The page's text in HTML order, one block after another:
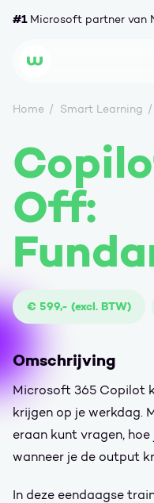
#1Microsoft partner van
Wortell
Home Smart Learning
Off:
€ 599,- (excl. BTW)
Omschrijving
Microsoft 365 Copilot
krijgen op je werkdag.
eraan kunt vragen,
wanneer je de output
In deze eendaagse